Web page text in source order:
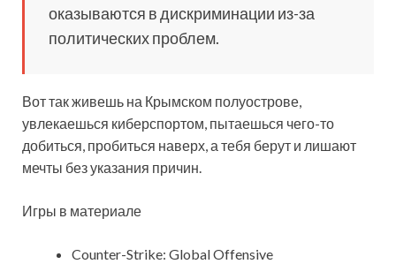
оказываются в дискриминации из-за
политических проблем.
Вот так живешь на Крымском полуострове,
увлекаешься киберспортом, пытаешься чего-то
добиться, пробиться наверх, а тебя берут и лишают
мечты без указания причин.
Игры в материале
Counter-Strike: Global Offensive